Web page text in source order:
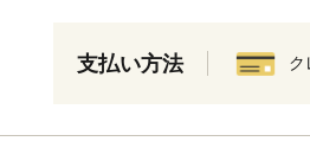
支払い方法 ク